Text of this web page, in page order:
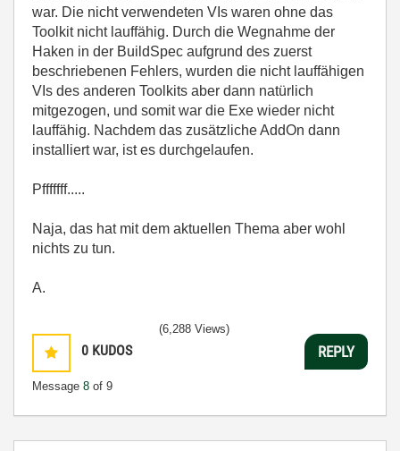
war. Die nicht verwendeten VIs waren ohne das
Toolkit nicht lauffähig. Durch die Wegnahme der
Haken in der BuildSpec aufgrund des zuerst
beschriebenen Fehlers, wurden die nicht lauffähigen
VIs des anderen Toolkits aber dann natürlich
mitgezogen, und somit war die Exe wieder nicht
lauffähig. Nachdem das zusätzliche AddOn dann
installiert war, ist es durchgelaufen.
Pfffffff.....
Naja, das hat mit dem aktuellen Thema aber wohl
nichts zu tun.
A.
0 KUDOS
Message 8 of 9
(6,288 Views)
REPLY